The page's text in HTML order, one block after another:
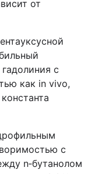
от
с
как in vivo,
с
n‑бутанолом